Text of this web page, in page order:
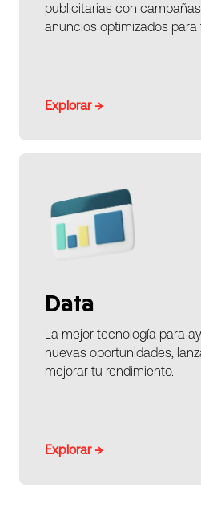
publicitarias con
anuncios optimizados para
Explorar →
Data
La mejor tecnología para
nuevas oportunidades,
mejorar tu rendimiento.
Explorar →